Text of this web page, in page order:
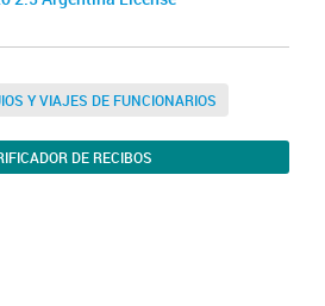
Y VIAJES DE FUNCIONARIOS
DE RECIBOS